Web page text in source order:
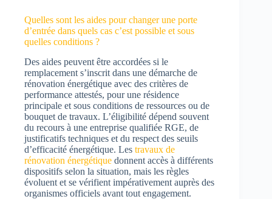
Quelles sont les aides pour changer une porte
d’entrée dans quels cas c’est possible et sous
quelles conditions ?
Des aides peuvent être accordées si le
remplacement s’inscrit dans une démarche de
rénovation énergétique avec des critères de
performance attestés, pour une résidence
principale et sous conditions de ressources ou de
bouquet de travaux. L’éligibilité dépend souvent
du recours à une entreprise qualifiée RGE, de
justificatifs techniques et du respect des seuils
d’efficacité énergétique. Les travaux de
rénovation énergétique donnent accès à différents
dispositifs selon la situation, mais les règles
évoluent et se vérifient impérativement auprès des
organismes officiels avant tout engagement.